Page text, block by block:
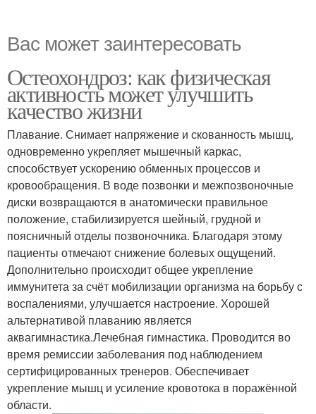
Вас может заинтересовать
Остеохондроз: как физическая
активность может улучшить
качество жизни
Плавание. Снимает напряжение и скованность мышц,
одновременно укрепляет мышечный каркас,
способствует ускорению обменных процессов и
кровообращения. В воде позвонки и межпозвоночные
диски возвращаются в анатомически правильное
положение, стабилизируется шейный, грудной и
поясничный отделы позвоночника. Благодаря этому
пациенты отмечают снижение болевых ощущений.
Дополнительно происходит общее укрепление
иммунитета за счёт мобилизации организма на борьбу с
воспалениями, улучшается настроение. Хорошей
альтернативой плаванию является
аквагимнастика.Лечебная гимнастика. Проводится во
время ремиссии заболевания под наблюдением
сертифицированных тренеров. Обеспечивает
укрепление мышц и усиление кровотока в поражённой
области.